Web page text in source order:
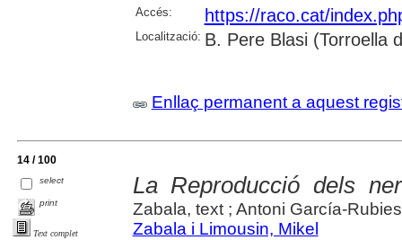
Accés: https://raco.cat/
Localització: B. Pere Blasi (Torroella
Enllaç permanent a aquest
14 / 100
select
print
Text complet
La Reproducció dels
Zabala, text ; Antoni García-
Zabala i Limousin, Mikel